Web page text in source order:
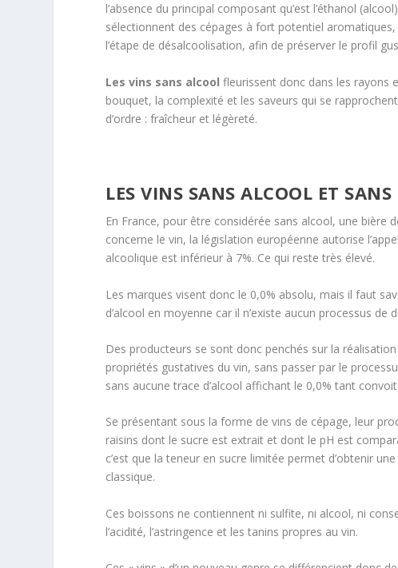
l’absence du principal composant qu’est l’éthanol
sélectionnent des cépages à fort potentiel
l’étape de désalcoolisation, afin de préserver le profil
Les vins sans alcool fleurissent donc dans les rayons
bouquet, la complexité et les saveurs qui se
d’ordre : fraîcheur et légèreté.
LES VINS SANS ALCOOL ET
En France, pour être considérée sans alcool, une bière
concerne le vin, la législation européenne autorise
alcoolique est inférieur à 7%. Ce qui reste très élevé.
Les marques visent donc le 0,0% absolu, mais il faut
d’alcool en moyenne car il n’existe aucun processus de
Des producteurs se sont donc penchés sur la
propriétés gustatives du vin, sans passer par le
sans aucune trace d’alcool affichant le 0,0% tant
Se présentant sous la forme de vins de cépage, leur
raisins dont le sucre est extrait et dont le pH est
c’est que la teneur en sucre limitée permet d’obtenir
classique.
Ces boissons ne contiennent ni sulfite, ni alcool, ni
l’acidité, l’astringence et les tanins propres au vin.